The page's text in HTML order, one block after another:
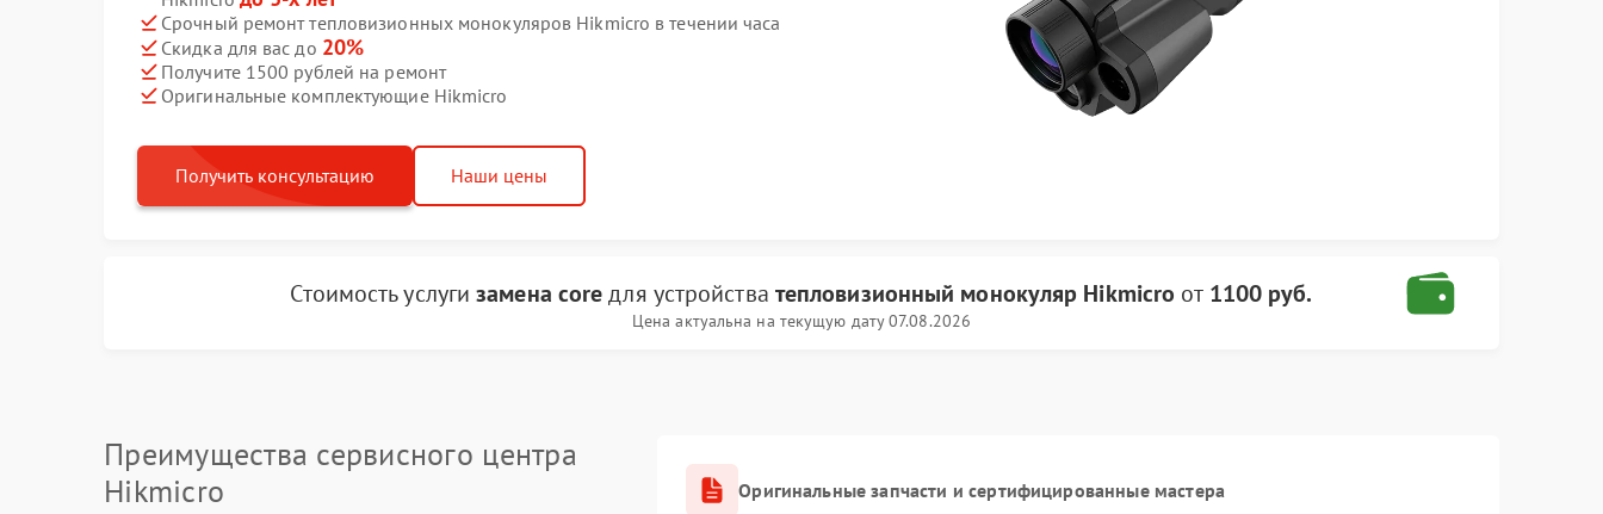
Срочный ремонт тепловизионных монокуляров Hikmicro в течении часа
Скидка для вас до 20%
Получите 1500 рублей на ремонт
Оригинальные комплектующие Hikmicro
Получить консультацию Наши цены
Стоимость услугизамена coreдля устройства тепловизионный монокуляр Hikmicro от 1100 руб.
Цена актуальна на текущую дату 07.08.2026
Преимущества сервисного центра
Hikmicro
Оригинальные запчасти и сертифицированные мастера